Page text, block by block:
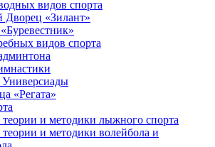
видов спорта
Дворец «Зилант»
видов спорта
Универсиады
«Регата»
и методики лыжного спорта
и методики волейбола и